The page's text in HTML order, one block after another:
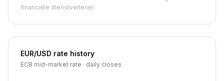
financiële dienstverlener.
EUR/USD rate history
ECB mid-market rate · daily closes